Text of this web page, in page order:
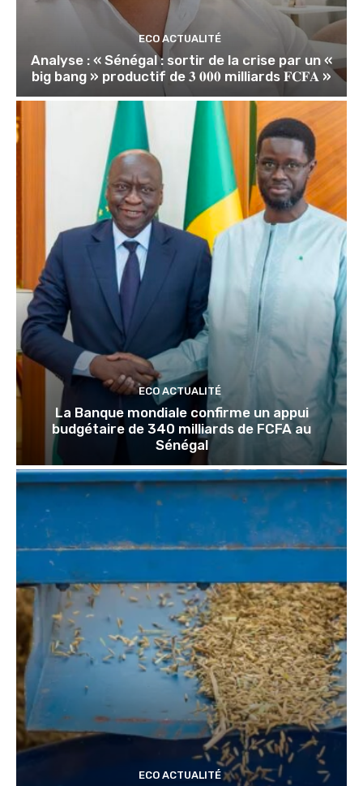
ECO ACTUALITÉ
Analyse : « Sénégal : sortir de la crise par un «
big bang » productif de 𝟑 𝟎𝟎𝟎 milliards 𝐅𝐂𝐅𝐀 »
ECO ACTUALITÉ
La Banque mondiale confirme un appui
budgétaire de 340 milliards de FCFA au
Sénégal
ECO ACTUALITÉ